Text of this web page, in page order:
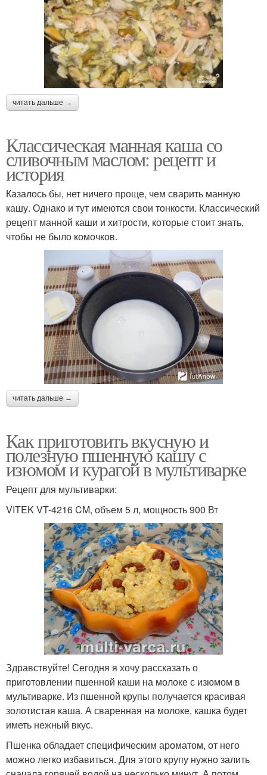
читать дальше →
Классическая манная каша со
сливочным маслом: рецепт и
история
Казалось бы, нет ничего проще, чем сварить манную
кашу. Однако и тут имеются свои тонкости. Классический
рецепт манной каши и хитрости, которые стоит знать,
чтобы не было комочков.
читать дальше →
Как приготовить вкусную и
полезную пшенную кашу с
изюмом и курагой в мультиварке
Рецепт для мультиварки:
VITEK VT-4216 CM, объем 5 л, мощность 900 Вт
Здравствуйте! Сегодня я хочу рассказать о
приготовлении пшенной каши на молоке с изюмом в
мультиварке. Из пшенной крупы получается красивая
золотистая каша. А сваренная на молоке, кашка будет
иметь нежный вкус.
Пшенка обладает специфическим ароматом, от него
можно легко избавиться. Для этого крупу нужно залить